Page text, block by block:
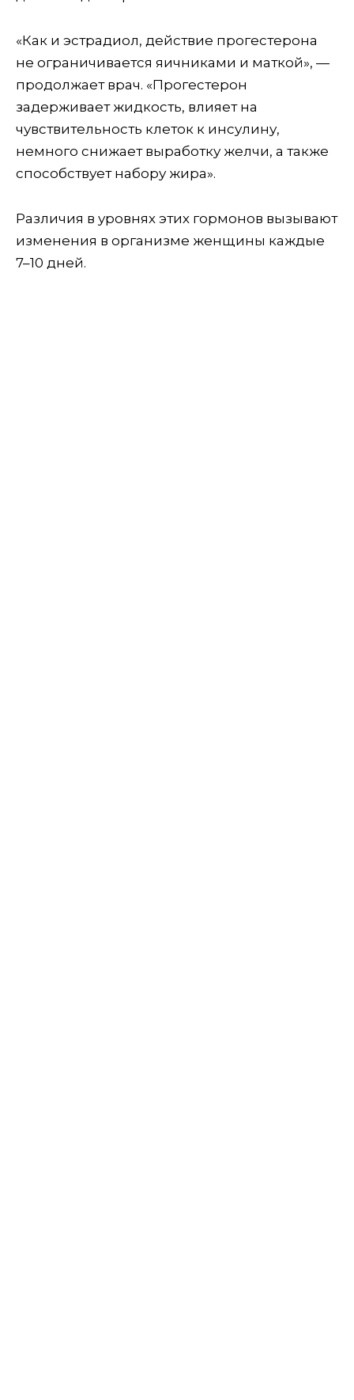
«Как и эстрадиол, действие прогестерона
не ограничивается яичниками и маткой», —
продолжает врач. «Прогестерон
задерживает жидкость, влияет на
чувствительность клеток к инсулину,
немного снижает выработку желчи, а также
способствует набору жира».
Различия в уровнях этих гормонов вызывают
изменения в организме женщины каждые
7–10 дней.